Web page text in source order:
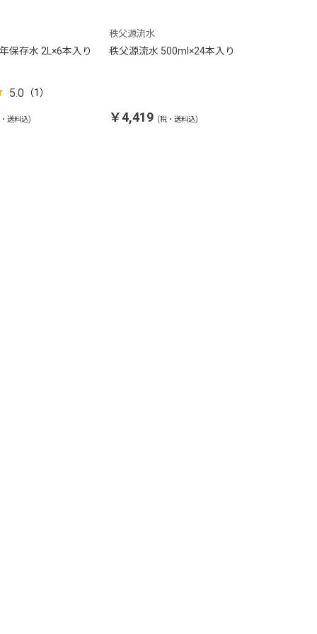
保存水 2L×6本入り
5.0 （1）
送料込)
秩父源流水
秩父源流水 500ml×24本入り
￥4,419 (税・送料込)